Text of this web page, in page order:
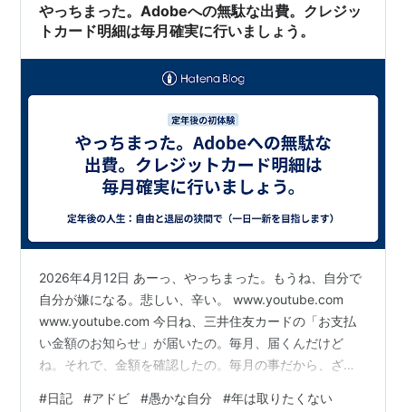
やっちまった。Adobeへの無駄な出費。クレジッ
トカード明細は毎月確実に行いましょう。
2026年4月12日 あーっ、やっちまった。もうね、自分で
自分が嫌になる。悲しい、辛い。 www.youtube.com
www.youtube.com 今日ね、三井住友カードの「お支払
い金額のお知らせ」が届いたの。毎月、届くんだけど
ね。それで、金額を確認したの。毎月の事だから、ざっ
ね。あー、詐欺かも、と思ったんよ。少額詐欺のブログ
#日記 #アドビ #愚かな自分 #年は取りたくない